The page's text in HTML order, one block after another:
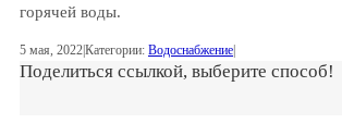
горячей воды.
5 мая, 2022|Категории: Водоснабжение|
Поделиться ссылкой, выберите способ!